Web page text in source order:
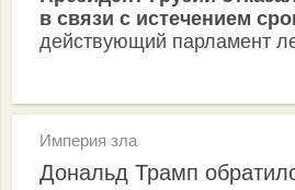
в связи с истечением
действующий парламент
Империя зла
Дональд Трамп